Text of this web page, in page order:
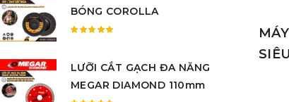
sao
BÓNG COROLLA
hạng
LƯỠI CẮT GẠCH ĐA NĂNG
MEGAR DIAMOND 110mm